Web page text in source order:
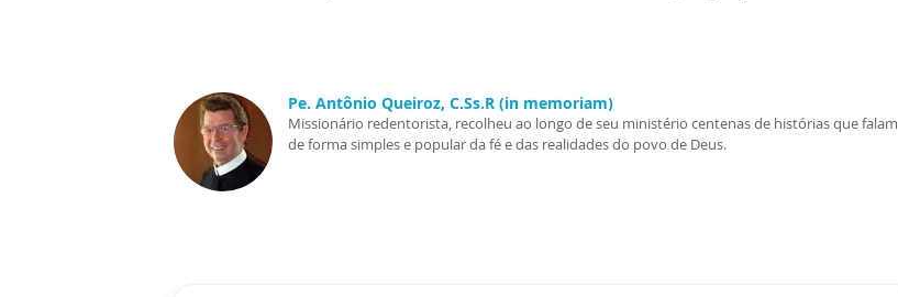
Pe. Antônio Queiroz, C.Ss.R (in memoriam)
Missionário redentorista, recolheu ao longo de seu ministério centenas de histórias que falam
de forma simples e popular da fé e das realidades do povo de Deus.